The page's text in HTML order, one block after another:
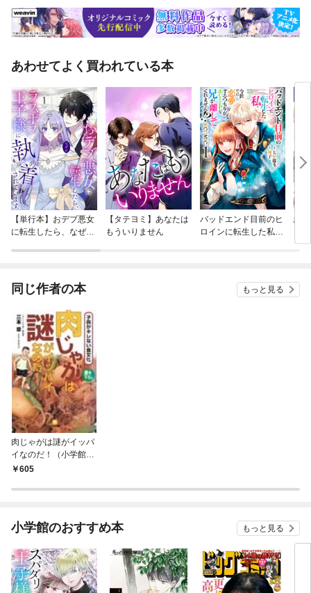
あわせてよく買われている本
【単行本】おデブ悪女
に転生したら、なぜか
【タテヨミ】あなたは
もういりません
バッドエンド目前のヒ
ロインに転生した私、
結
同じ作者の本 もっと見る
肉じゃがは謎がイッパ
イなのだ！（小学館文
庫）605
小学館のおすすめ本 もっと見る